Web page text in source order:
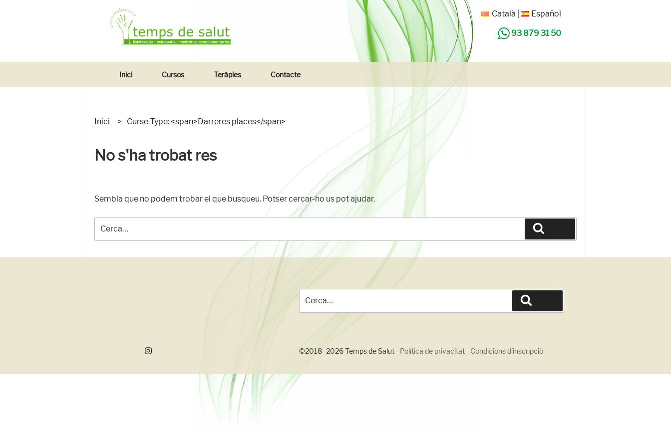
TEMPS DE SALUT
La teva salut en bones mans Català Español
93 879 31 50
Inici Cursos Teràpies Contacte
Inici Curse Type: <span>Darreres places</span>
No s'ha trobat res
Sembla que no podem trobar el que busqueu. Potser cercar-ho us pot ajudar.
per:
per:
©2018–2026 Temps de Salut - Política de privacitat- Condicions d'inscripció